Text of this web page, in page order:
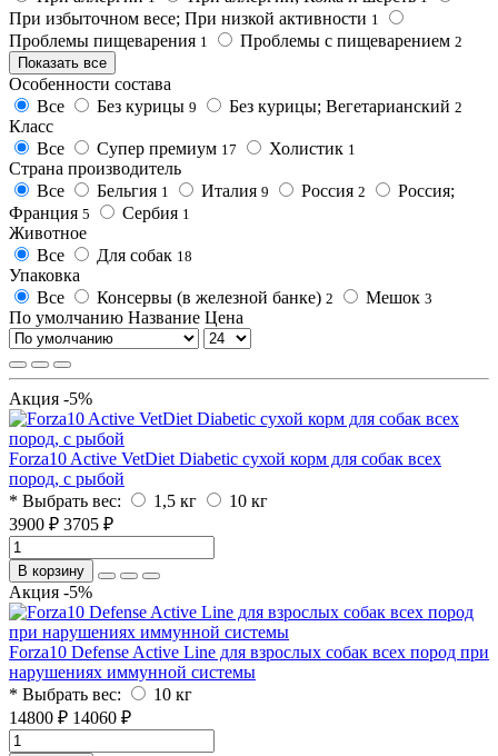
При избыточном весе; При низкой активности 1
Проблемы пищеварения 1 Проблемы с пищеварением 2
Показать все
Особенности состава
Все
Без курицы 9 Без курицы; Вегетарианский 2
Класс
Все
Супер премиум 17 Холистик 1
Страна производитель
Все
Бельгия 1 Италия 9 Россия 2
Россия;
Франция 5 Сербия 1
Животное
Все
Для собак 18
Упаковка
Все
Консервы (в железной банке) 2 Мешок 3
По умолчанию Название Цена
Акция -5%
Forza10 Active VetDiet Diabetic сухой корм для собак всех
пород, с рыбой
* Выбрать вес:
1,5 кг
10 кг
3900 ₽ 3705 ₽
В корзину
Акция -5%
Forza10 Defense Active Line для взрослых собак всех пород при
нарушениях иммунной системы
* Выбрать вес:
10 кг
14800 ₽ 14060 ₽